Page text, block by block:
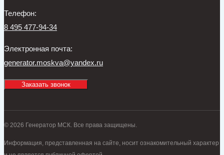
Телефон:
8 495 477-94-34
Электронная почта:
generator.moskva@yandex.ru
Заказать звонок
© 2026 Генератор МСК. Все права защищены.
Информация, представленная на сайте, носит ознакомительный характер